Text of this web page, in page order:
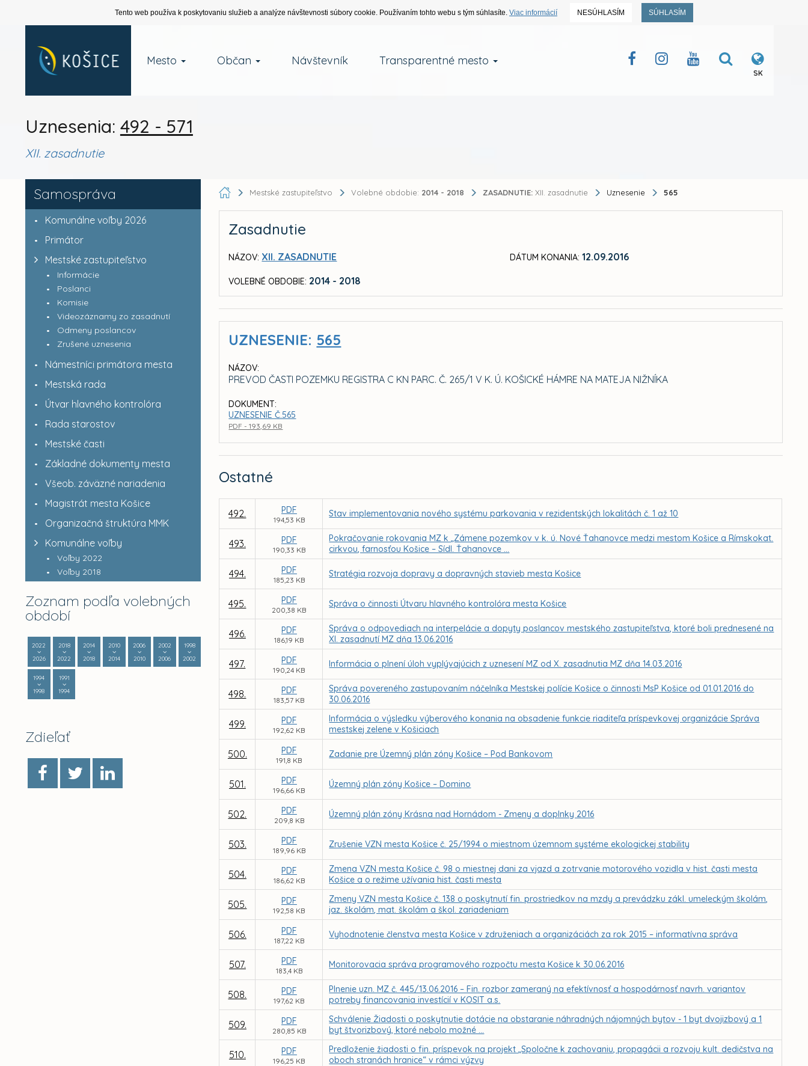
Tento web používa k poskytovaniu služieb a analýze návštevnosti súbory cookie. Používaním tohto webu s tým súhlasíte. Viac informácií NESÚHLASÍM SÚHLASÍM
Mesto Občan Návštevník Transparentné mesto
SK
Uznesenia: 492 - 571
XII. zasadnutie
Samospráva
Komunálne voľby 2026
Primátor
Mestské zastupiteľstvo
Informácie
Poslanci
Komisie
Videozáznamy zo zasadnutí
Odmeny poslancov
Zrušené uznesenia
Námestníci primátora mesta
Mestská rada
Útvar hlavného kontrolóra
Rada starostov
Mestské časti
Základné dokumenty mesta
Všeob. záväzné nariadenia
Magistrát mesta Košice
Organizačná štruktúra MMK
Komunálne voľby
Voľby 2022
Voľby 2018
Zoznam podľa volebných
období
2022
2026
2018
2022
2014
2018
2010
2014
2006
2010
2002
2006
1998
2002
1994
1998
1991
1994
Zdieľať
Mestské zastupiteľstvo Volebné obdobie: 2014 - 2018 ZASADNUTIE: XII. zasadnutie Uznesenie 565
Zasadnutie
NÁZOV: XII. ZASADNUTIE
VOLEBNÉ OBDOBIE: 2014 - 2018
DÁTUM KONANIA: 12.09.2016
UZNESENIE: 565
NÁZOV:
PREVOD ČASTI POZEMKU REGISTRA C KN PARC. Č. 265/1 V K. Ú. KOŠICKÉ HÁMRE NA MATEJA NIŽNÍKA
DOKUMENT:
UZNESENIE Č.565
PDF - 193,69 KB
Ostatné
492. PDF
194,53 KB
Stav implementovania nového systému parkovania v rezidentských lokalitách č. 1 až 10
493. PDF
190,33 KB
Pokračovanie rokovania MZ k „Zámene pozemkov v k. ú. Nové Ťahanovce medzi mestom Košice a Rímskokat.
cirkvou, farnosťou Košice – Sídl. Ťahanovce ...
494. PDF
185,23 KB
Stratégia rozvoja dopravy a dopravných stavieb mesta Košice
495. PDF
200,38 KB
Správa o činnosti Útvaru hlavného kontrolóra mesta Košice
496. PDF
186,19 KB
Správa o odpovediach na interpelácie a dopyty poslancov mestského zastupiteľstva, ktoré boli prednesené na
XI. zasadnutí MZ dňa 13.06.2016
497. PDF
190,24 KB
Informácia o plnení úloh vyplývajúcich z uznesení MZ od X. zasadnutia MZ dňa 14.03.2016
498. PDF
183,57 KB
Správa povereného zastupovaním náčelníka Mestskej polície Košice o činnosti MsP Košice od 01.01.2016 do
30.06.2016
499. PDF
192,62 KB
Informácia o výsledku výberového konania na obsadenie funkcie riaditeľa príspevkovej organizácie Správa
mestskej zelene v Košiciach
500. PDF
191,8 KB
Zadanie pre Územný plán zóny Košice – Pod Bankovom
501. PDF
196,66 KB
Územný plán zóny Košice – Domino
502. PDF
209,8 KB
Územný plán zóny Krásna nad Hornádom - Zmeny a doplnky 2016
503. PDF
189,96 KB
Zrušenie VZN mesta Košice č. 25/1994 o miestnom územnom systéme ekologickej stability
504. PDF
186,62 KB
Zmena VZN mesta Košice č. 98 o miestnej dani za vjazd a zotrvanie motorového vozidla v hist. časti mesta
Košice a o režime užívania hist. časti mesta
505. PDF
192,58 KB
Zmeny VZN mesta Košice č. 138 o poskytnutí fin. prostriedkov na mzdy a prevádzku zákl. umeleckým školám,
jaz. školám, mat. školám a škol. zariadeniam
506. PDF
187,22 KB
Vyhodnotenie členstva mesta Košice v združeniach a organizáciách za rok 2015 – informatívna správa
507. PDF
183,4 KB
Monitorovacia správa programového rozpočtu mesta Košice k 30.06.2016
508. PDF
197,62 KB
Plnenie uzn. MZ č. 445/13.06.2016 – Fin. rozbor zameraný na efektívnosť a hospodárnosť navrh. variantov
potreby financovania investícií v KOSIT a.s.
509. PDF
280,85 KB
Schválenie Žiadosti o poskytnutie dotácie na obstaranie náhradných nájomných bytov - 1 byt dvojizbový a 1
byt štvorizbový, ktoré nebolo možné ...
510. PDF
196,25 KB
Predloženie žiadosti o fin. príspevok na projekt „Spoločne k zachovaniu, propagácii a rozvoju kult. dedičstva na
oboch stranách hranice“ v rámci výzvy